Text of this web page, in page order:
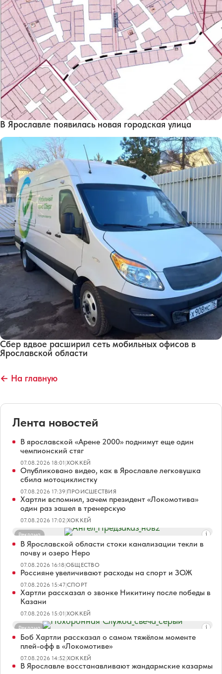
В Ярославле появилась новая городская улица
Сбер вдвое расширил сеть мобильных офисов в
Ярославской области
← На главную
Лента новостей
В ярославской «Арене 2000» поднимут еще один
чемпионский стяг
07.08.2026 18:01|ХОККЕЙ
Опубликовано видео, как в Ярославле легковушка
сбила мотоциклистку
07.08.2026 17:39|ПРОИСШЕСТВИЯ
Хартли вспомнил, зачем президент «Локомотива»
один раз зашел в тренерскую
07.08.2026 17:02|ХОККЕЙ
Реклама
В Ярославской области стоки канализации текли в
почву и озеро Неро
07.08.2026 16:18|ОБЩЕСТВО
Россияне увеличивают расходы на спорт и ЗОЖ
07.08.2026 15:47|СПОРТ
Хартли рассказал о звонке Никитину после победы в
Казани
07.08.2026 15:01|ХОККЕЙ
Реклама
Боб Хартли рассказал о самом тяжёлом моменте
плей-офф в «Локомотиве»
07.08.2026 14:52|ХОККЕЙ
В Ярославле восстанавливают жандармские казармы